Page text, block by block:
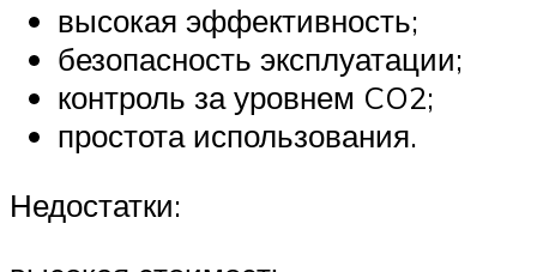
высокая эффективность;
безопасность эксплуатации;
контроль за уровнем CO2;
простота использования.
Недостатки: